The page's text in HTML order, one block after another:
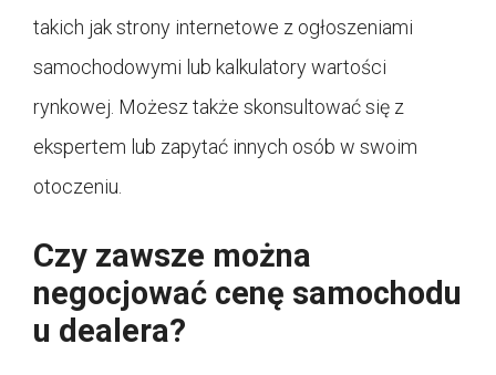
takich jak strony internetowe z ogłoszeniami
samochodowymi lub kalkulatory wartości
rynkowej. Możesz także skonsultować się z
ekspertem lub zapytać innych osób w swoim
otoczeniu.
Czy zawsze można
negocjować cenę samochodu
u dealera?